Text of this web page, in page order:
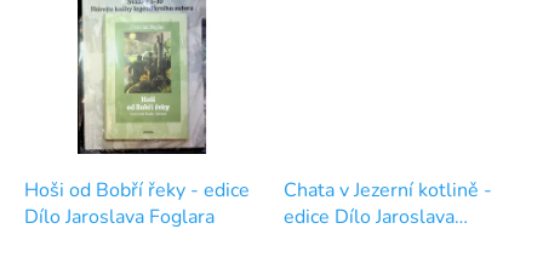
Hoši od Bobří řeky - edice
Dílo Jaroslava Foglara
Chata v Jezerní kotlině -
edice Dílo Jaroslava